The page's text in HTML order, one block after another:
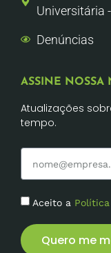
Universitária
Denúncias
ASSINE NOSSA
Atualizações
tempo.
Aceito a
Quero me